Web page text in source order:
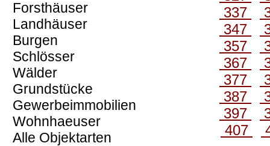
Forsthäuser
Landhäuser
Burgen
Schlösser
Wälder
Grundstücke
Gewerbeimmobilien
Wohnhaeuser
Alle Objektarten
337
347
357
367
377
387
397
407